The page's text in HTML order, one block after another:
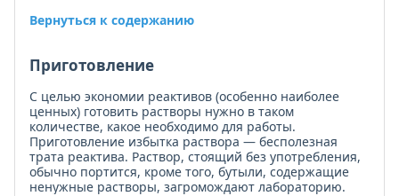
Вернуться к содержанию
Приготовление
С целью экономии реактивов (особенно наиболее
ценных) готовить растворы нужно в таком
количестве, какое необходимо для работы.
Приготовление избытка раствора — бесполезная
трата реактива. Раствор, стоящий без употребления,
обычно портится, кроме того, бутыли, содержащие
ненужные растворы, загромождают лабораторию.